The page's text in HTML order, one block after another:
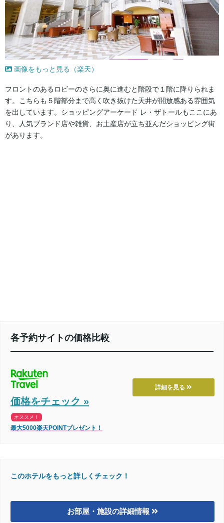
画像をもっと見る（楽天）
フロントのあるロビーのさらに奥に進むと階段で１階に降りられま
す。こちらも５階部分まで高く吹き抜けた天井が開放感ある雰囲気
を出しています。ショッピングアーケード レ・ザトールもここにあ
り、人気ブランド店や雑貨、お土産店が立ち並んだショッピング街
があります。
各予約サイトの価格比較
詳細を見る
価格をチェック »
オススメ！
最大5000楽天POINTプレゼント！
このホテルをもっと詳しくチェック！
お部屋・施設の詳細情報